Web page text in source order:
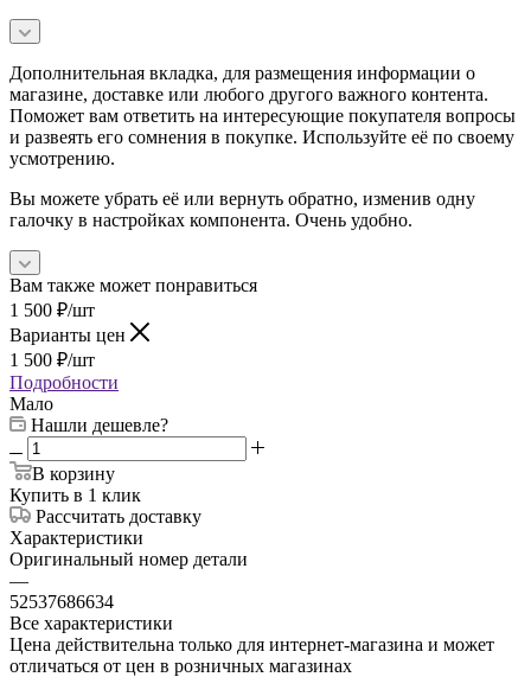
Дополнительная вкладка, для размещения информации о
магазине, доставке или любого другого важного контента.
Поможет вам ответить на интересующие покупателя вопросы
и развеять его сомнения в покупке. Используйте её по своему
усмотрению.
Вы можете убрать её или вернуть обратно, изменив одну
галочку в настройках компонента. Очень удобно.
Вам также может понравиться
1 500 ₽/шт
Варианты цен
1 500 ₽/шт
Подробности
Мало
Нашли дешевле?
В корзину
Купить в 1 клик
Рассчитать доставку
Характеристики
Оригинальный номер детали
—
52537686634
Все характеристики
Цена действительна только для интернет-магазина и может
отличаться от цен в розничных магазинах